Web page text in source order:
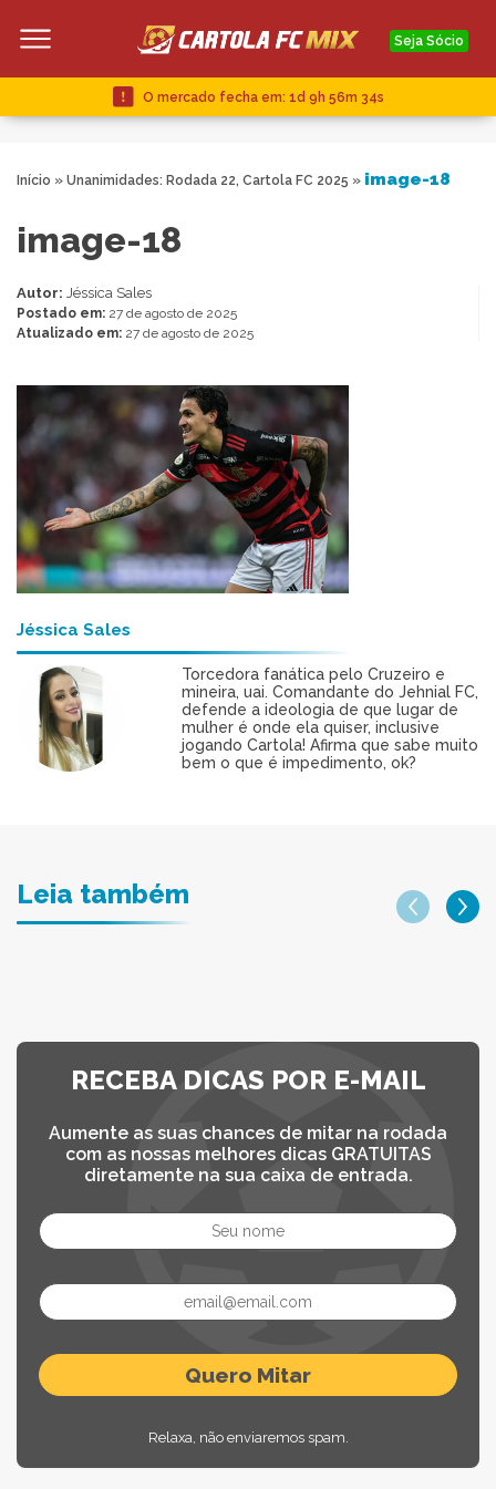
Seja Sócio
O mercado fecha em: 1d 9h 56m 33s
Início » Unanimidades: Rodada 22, Cartola FC 2025 » image-18
image-18
Autor: Jéssica Sales
Postado em: 27 de agosto de 2025
Atualizado em: 27 de agosto de 2025
Jéssica Sales
Torcedora fanática pelo Cruzeiro e
mineira, uai. Comandante do Jehnial FC,
defende a ideologia de que lugar de
mulher é onde ela quiser, inclusive
jogando Cartola! Afirma que sabe muito
bem o que é impedimento, ok?
Leia também
RECEBA DICAS POR E-MAIL
Aumente as suas chances de mitar na rodada
com as nossas melhores dicas GRATUITAS
diretamente na sua caixa de entrada.
Relaxa, não enviaremos spam.